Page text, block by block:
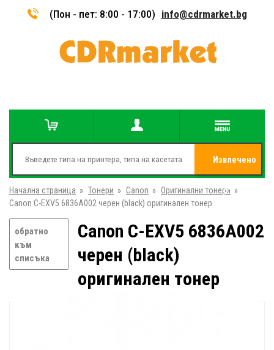
(Пон - пет: 8:00 - 17:00) info@cdrmarket.bg
Извлечено
от
Начална страница » Тонери » Canon » Оригинални тонери »
Canon C-EXV5 6836A002 черен (black) оригинален тонер
обратно
към
списъка
Canon C-EXV5 6836A002
черен (black)
оригинален тонер